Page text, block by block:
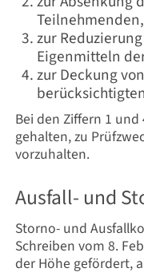
Teilnehmenden,
zur
Eigenmitteln
zur Deckung
Bei den Ziffern 1
gehalten, zu
vorzuhalten.
Ausfall- und
Storno- und
Schreiben vom 8.
der Höhe gefördert,